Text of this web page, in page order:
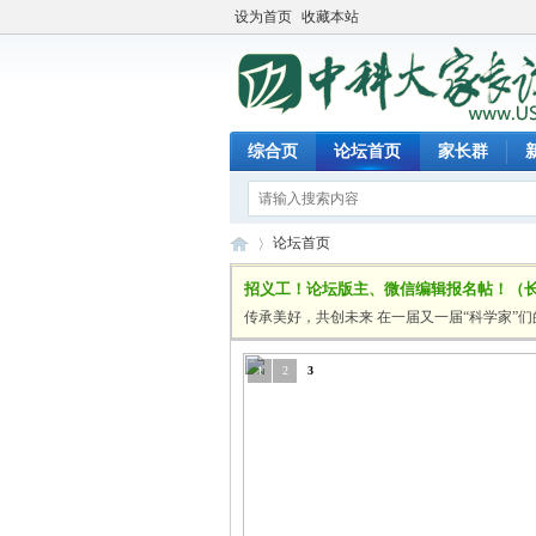
设为首页 收藏本站
综合页 论坛首页 家长群
中 »
论坛首页
招义工！论坛版主、微信编辑报名帖！（
传承美好，共创未来 在一届又一届“科学家”
1 2 3